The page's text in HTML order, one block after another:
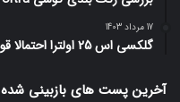
17 مرداد 1403
گلکسی اس 25 اولترا احتمالا قوی تر از آیفون 16 پرو است
آخرین پست های بازبینی شده